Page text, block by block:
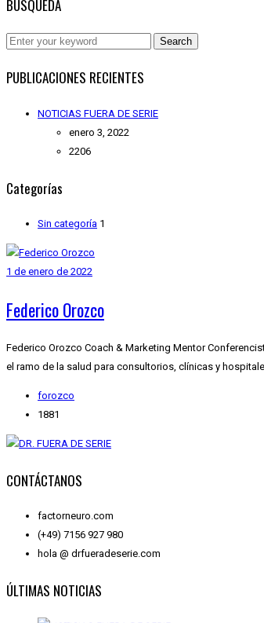
BÚSQUEDA
Search
PUBLICACIONES RECIENTES
NOTICIAS FUERA DE SERIE
enero 3, 2022
2206
Categorías
Sin categoría 1
1 de enero de 2022
Federico Orozco
Federico Orozco Coach & Marketing Mentor
el ramo de la salud para consultorios, clínicas y
forozco
1881
CONTÁCTANOS
factorneuro.com
(+49) 7156 927 980
hola @ drfueradeserie.com
ÚLTIMAS NOTICIAS